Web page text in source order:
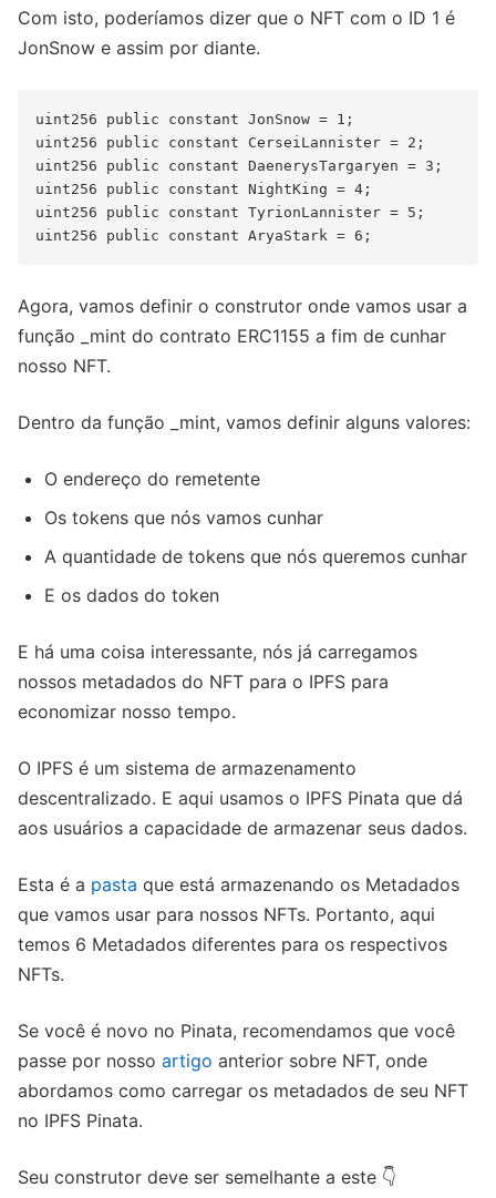
Com isto, poderíamos dizer que o NFT com o ID 1 é
JonSnow e assim por diante.
uint256 public constant JonSnow = 1;
uint256 public constant CerseiLannister = 2;
uint256 public constant DaenerysTargaryen = 3;
uint256 public constant NightKing = 4;
uint256 public constant TyrionLannister = 5;
Agora, vamos definir o construtor onde vamos usar a
função _mint do contrato ERC1155 a fim de cunhar
nosso NFT.
Dentro da função _mint, vamos definir alguns valores:
O endereço do remetente
Os tokens que nós vamos cunhar
A quantidade de tokens que nós queremos cunhar
E os dados do token
E há uma coisa interessante, nós já carregamos
nossos metadados do NFT para o IPFS para
economizar nosso tempo.
O IPFS é um sistema de armazenamento
descentralizado. E aqui usamos o IPFS Pinata que dá
aos usuários a capacidade de armazenar seus dados.
Esta é a pasta que está armazenando os Metadados
que vamos usar para nossos NFTs. Portanto, aqui
temos 6 Metadados diferentes para os respectivos
NFTs.
Se você é novo no Pinata, recomendamos que você
passe por nosso artigo anterior sobre NFT, onde
abordamos como carregar os metadados de seu NFT
no IPFS Pinata.
Seu construtor deve ser semelhante a este 👇